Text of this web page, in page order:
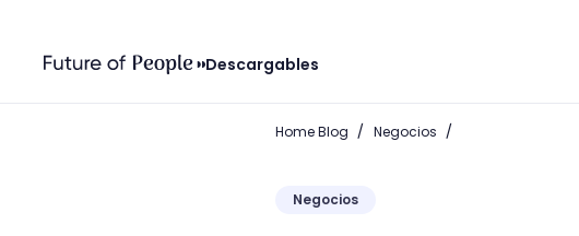
Descargables
Home Blog / Negocios /
Negocios